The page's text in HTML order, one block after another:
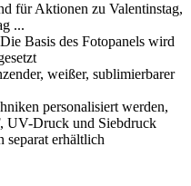
für Aktionen zu Valentinstag,
...
Basis des Fotopanels wird
weißer, sublimierbarer
personalisiert werden,
, UV-Druck und Siebdruck
separat erhältlich